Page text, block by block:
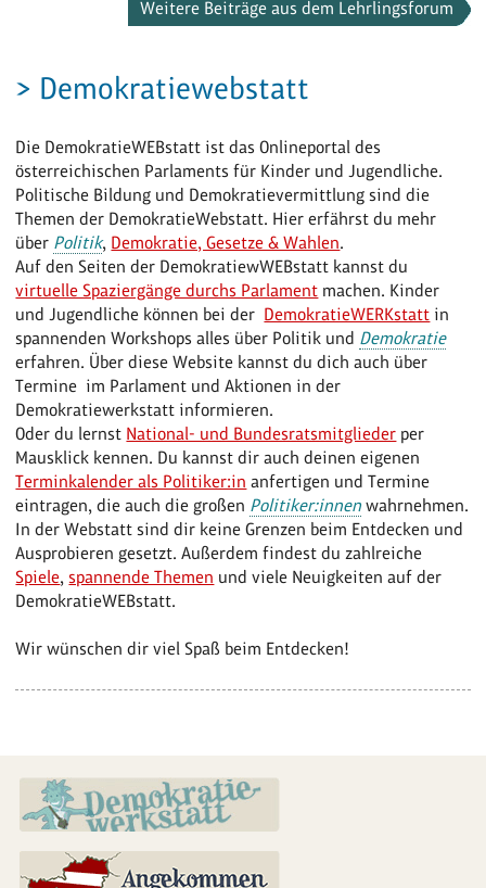
Weitere Beiträge aus dem Lehrlingsforum
> Demokratiewebstatt
Die DemokratieWEBstatt ist das Onlineportal des
österreichischen Parlaments für Kinder und Jugendliche.
Politische Bildung und Demokratievermittlung sind die
Themen der DemokratieWebstatt. Hier erfährst du mehr
über Politik, Demokratie, Gesetze & Wahlen.
Auf den Seiten der DemokratiewWEBstatt kannst du
virtuelle Spaziergänge durchs Parlament machen. Kinder
und Jugendliche können bei der DemokratieWERKstatt in
spannenden Workshops alles über Politik und Demokratie
erfahren. Über diese Website kannst du dich auch über
Termine im Parlament und Aktionen in der
Demokratiewerkstatt informieren.
Oder du lernst National- und Bundesratsmitglieder per
Mausklick kennen. Du kannst dir auch deinen eigenen
Terminkalender als Politiker:in anfertigen und Termine
eintragen, die auch die großen Politiker:innen wahrnehmen.
In der Webstatt sind dir keine Grenzen beim Entdecken und
Ausprobieren gesetzt. Außerdem findest du zahlreiche
Spiele, spannende Themen und viele Neuigkeiten auf der
DemokratieWEBstatt.
Wir wünschen dir viel Spaß beim Entdecken!